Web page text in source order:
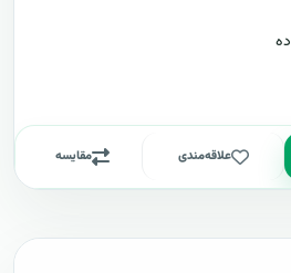
علاقه‌مندی مقایسه